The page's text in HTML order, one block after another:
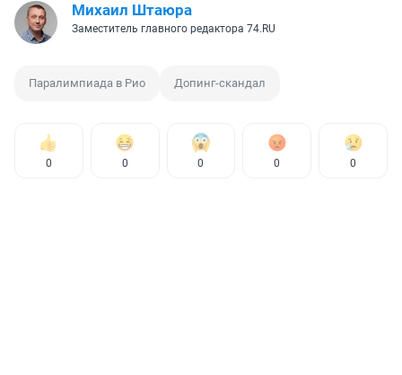
Михаил Штаюра
Заместитель главного редактора 74.RU
Паралимпиада в Рио Допинг-скандал
0 0 0 0 0